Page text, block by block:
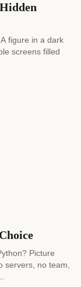
figure in a dark
screens filled
Picture
servers, no team,